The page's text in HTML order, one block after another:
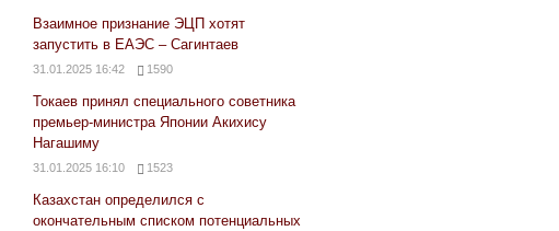
Взаимное признание ЭЦП хотят
запустить в ЕАЭС – Сагинтаев
31.01.2025 16:42 1590
Токаев принял специального советника
премьер-министра Японии Акихису
Нагашиму
31.01.2025 16:10 1523
Казахстан определился с
окончательным списком потенциальных